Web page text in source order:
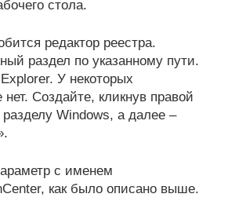
стола.
редактор реестра.
раздел по указанному пути.
У некоторых
нет. Создайте, кликнув правой
Windows, а далее –
с именем
как было описано выше.